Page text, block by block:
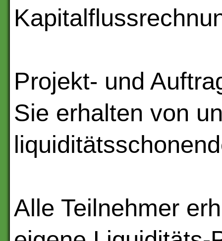
Projekt- und
Sie erhalten von
Alle Teilnehmer